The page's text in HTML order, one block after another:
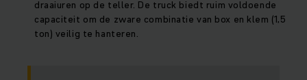
draaiuren op de teller. De truck biedt ruim voldoende
capaciteit om de zware combinatie van box en klem (1,5
ton) veilig te hanteren.